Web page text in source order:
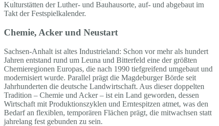
Kulturstätten der Luther- und Bauhausorte, auf- und abgebaut im
Takt der Festspielkalender.
Chemie, Acker und Neustart
Sachsen-Anhalt ist altes Industrieland: Schon vor mehr als hundert
Jahren entstand rund um Leuna und Bitterfeld eine der größten
Chemieregionen Europas, die nach 1990 tiefgreifend umgebaut und
modernisiert wurde. Parallel prägt die Magdeburger Börde seit
Jahrhunderten die deutsche Landwirtschaft. Aus dieser doppelten
Tradition – Chemie und Acker – ist ein Land geworden, dessen
Wirtschaft mit Produktionszyklen und Erntespitzen atmet, was den
Bedarf an flexiblen, temporären Flächen prägt, die mitwachsen statt
jahrelang fest gebunden zu sein.